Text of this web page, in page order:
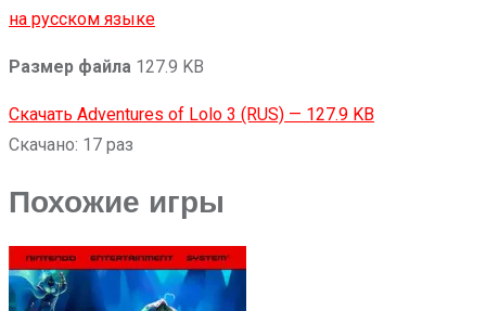
на русском языке
Размер файла 127.9 KB
Скачать Adventures of Lolo 3 (RUS) — 127.9 KB
Скачано: 17 раз
Похожие игры